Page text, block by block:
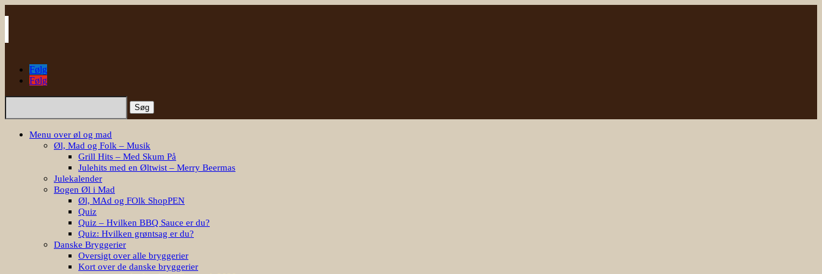
Følg
Følg
Søg
Menu over øl og mad
Øl, Mad og Folk – Musik
Grill Hits – Med Skum På
Julehits med en Øltwist – Merry Beermas
Julekalender
Bogen Øl i Mad
Øl, MAd og FOlk ShopPEN
Quiz
Quiz – Hvilken BBQ Sauce er du?
Quiz: Hvilken grøntsag er du?
Danske Bryggerier
Oversigt over alle bryggerier
Kort over de danske bryggerier